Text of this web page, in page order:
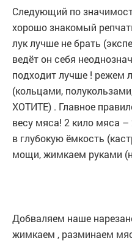
Следующий по
хорошо знакомый
лук лучше не брать
ведёт он себя
подходит лучше ! режем
(кольцами,
ХОТИТЕ) . Главное
весу мяса! 2 кило мяса
в глубокую ёмкость
мощи, жимкаем руками
Добваляем наше
жимкаем , разминаем